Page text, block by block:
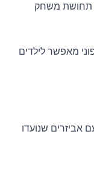
תחושת משחק
מאפשר לילדים
אביזרים שנועדו